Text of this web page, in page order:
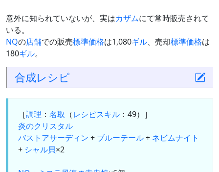
意外に知られていないが、実はカザムにて常時販売されて
いる。
NQの店舗での販売標準価格は1,080ギル、売却標準価格は
180ギル。
合成レシピ
［調理 ： 名取 （レシピスキル ：49）］
炎のクリスタル
バストアサーディン + ブルーテール+ ネビムナイト
+ シャル貝×2